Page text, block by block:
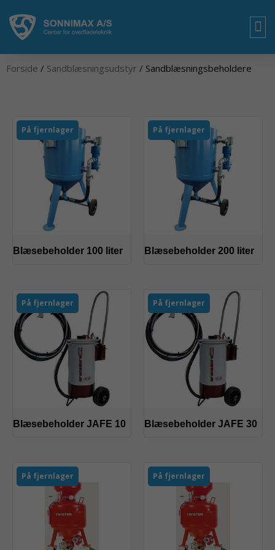
indholdet
Forside / Sandblæsningsudstyr / Sandblæsningsbeholdere
På fjernlager
Blæsebeholder 100 liter
På fjernlager
Blæsebeholder 200 liter
På fjernlager
Blæsebeholder JAFE 10
På fjernlager
Blæsebeholder JAFE 30
På fjernlager På fjernlager